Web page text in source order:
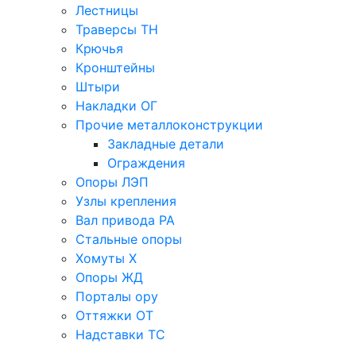
Лестницы
Траверсы ТН
Крючья
Кронштейны
Штыри
Накладки ОГ
Прочие металлоконструкции
Закладные детали
Ограждения
Опоры ЛЭП
Узлы крепления
Вал привода РА
Стальные опоры
Хомуты Х
Опоры ЖД
Порталы ору
Оттяжки ОТ
Надставки ТС